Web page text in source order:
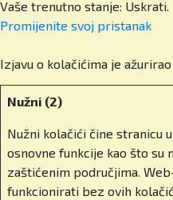
Naši učenici završavaju
i A-level diplomama,
činjenicu da imamo sto
na fakultetima koji su
Imamo alumne na
School of Economics,
Melbourneu… čak i na
Kini. Škola nije samo
svijet.
Vaše trenutno stanje: Uskrati.
Promijenite svoj ​​pristanak
Izjavu o kolačićima je ažurirao
Nužni (2)
Nužni kolačići čine stranicu
osnovne funkcije kao što su
zaštićenim područjima.
funkcionirati bez ovih